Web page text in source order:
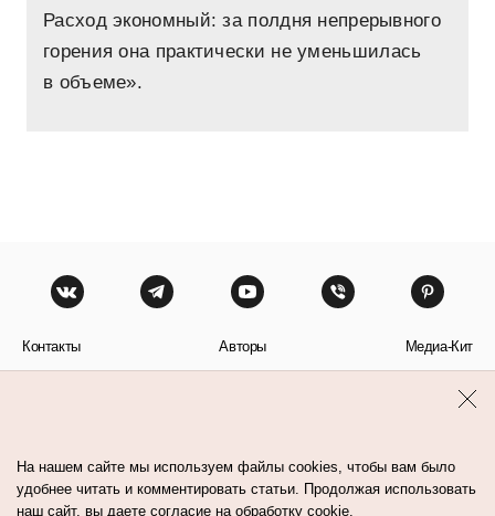
Расход экономный: за полдня непрерывного
горения она практически не уменьшилась
в объеме».
Контакты Авторы Медиа-Кит
На нашем сайте мы используем файлы cookies, чтобы вам было
удобнее читать и комментировать статьи. Продолжая использовать
наш сайт, вы даете согласие на обработку cookie.